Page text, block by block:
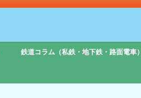
鉄道コラム（私鉄・地下鉄・路面電車）